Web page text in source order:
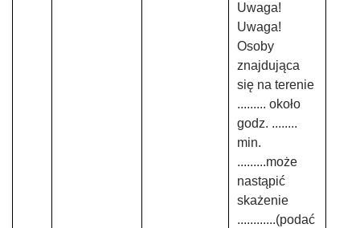
Uwaga!
Uwaga!
Osoby
znajdująca
się na terenie
......... około
godz. ........
min.
.........może
nastąpić
skażenie
............(podać